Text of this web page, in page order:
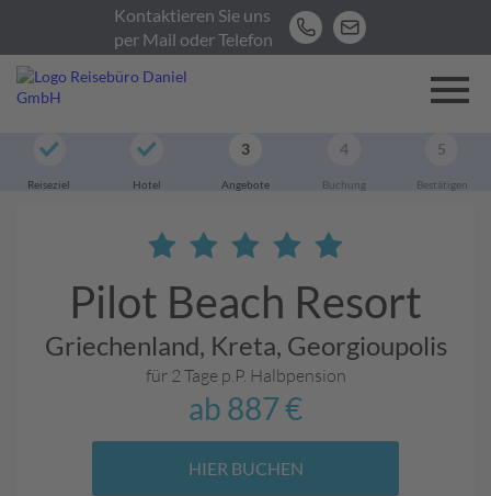
Kontaktieren Sie uns
per Mail oder Telefon
Reiseziel Hotel
3
Angebote
4
Buchung
5
Bestätigen
Pilot Beach Resort
Griechenland, Kreta, Georgioupolis
für 2 Tage p.P. Halbpension
ab 887 €
HIER BUCHEN